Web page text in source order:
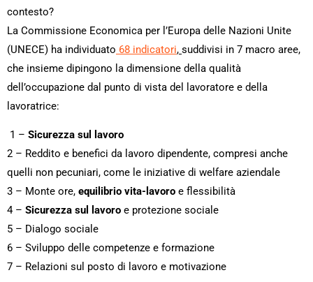
contesto?
La Commissione Economica per l’Europa delle Nazioni Unite
(UNECE) ha individuato 68 indicatori, suddivisi in 7 macro aree,
che insieme dipingono la dimensione della qualità
dell’occupazione dal punto di vista del lavoratore e della
lavoratrice:
1 – Sicurezza sul lavoro
2 – Reddito e benefici da lavoro dipendente, compresi anche
quelli non pecuniari, come le iniziative di welfare aziendale
3 – Monte ore, equilibrio vita-lavoro e flessibilità
4 – Sicurezza sul lavoro e protezione sociale
5 – Dialogo sociale
6 – Sviluppo delle competenze e formazione
7 – Relazioni sul posto di lavoro e motivazione